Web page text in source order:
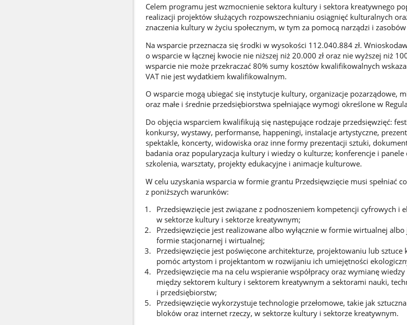
Celem programu jest wzmocnienie sektora kultury i sektora kreatywnego
realizacji projektów służących rozpowszechnianiu osiągnięć kulturalnych
znaczenia kultury w życiu społecznym, w tym za pomocą narządzi i
Na wsparcie przeznacza się środki w wysokości 112.040.884 zł.
o wsparcie w łącznej kwocie nie niższej niż 20.000 zł oraz nie wyższej niż
wsparcie nie może przekraczać 80% sumy kosztów kwalifikowalnych
VAT nie jest wydatkiem kwalifikowalnym.
O wsparcie mogą ubiegać się instytucje kultury, organizacje pozarządowe,
oraz małe i średnie przedsiębiorstwa spełniające wymogi określone w
Do objęcia wsparciem kwalifikują się następujące rodzaje przedsięwzięć:
konkursy, wystawy, performanse, happeningi, instalacje artystyczne,
spektakle, koncerty, widowiska oraz inne formy prezentacji sztuki,
badania oraz popularyzacja kultury i wiedzy o kulturze; konferencje i panele
szkolenia, warsztaty, projekty edukacyjne i animacje kulturowe.
W celu uzyskania wsparcia w formie grantu Przedsięwzięcie musi spełniać
z poniższych warunków:
Przedsięwzięcie jest związane z podnoszeniem kompetencji cyfrowych i
w sektorze kultury i sektorze kreatywnym;
Przedsięwzięcie jest realizowane albo wyłącznie w formie wirtualnej
formie stacjonarnej i wirtualnej;
Przedsięwzięcie jest poświęcone architekturze, projektowaniu lub sztuce
pomóc artystom i projektantom w rozwijaniu ich umiejętności
Przedsięwzięcie ma na celu wspieranie współpracy oraz wymianę
między sektorem kultury i sektorem kreatywnym a sektorami nauki,
i przedsiębiorstw;
Przedsięwzięcie wykorzystuje technologie przełomowe, takie jak
bloków oraz internet rzeczy, w sektorze kultury i sektorze kreatywnym.